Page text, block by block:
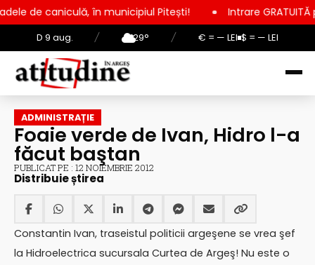
D 9 aug. / 29° / € = — LEI $ = — LEI
în municipiul Pitești! Intrare GRATUITĂ pentru copii,
ADMINISTRAȚIE
Foaie verde de Ivan, Hidro l-a
făcut baştan
PUBLICAT PE : 12 NOIEMBRIE 2012
Distribuie știrea
Constantin Ivan, traseistul politicii argeşene se vrea şef
la Hidroelectrica sucursala Curtea de Argeş! Nu este o